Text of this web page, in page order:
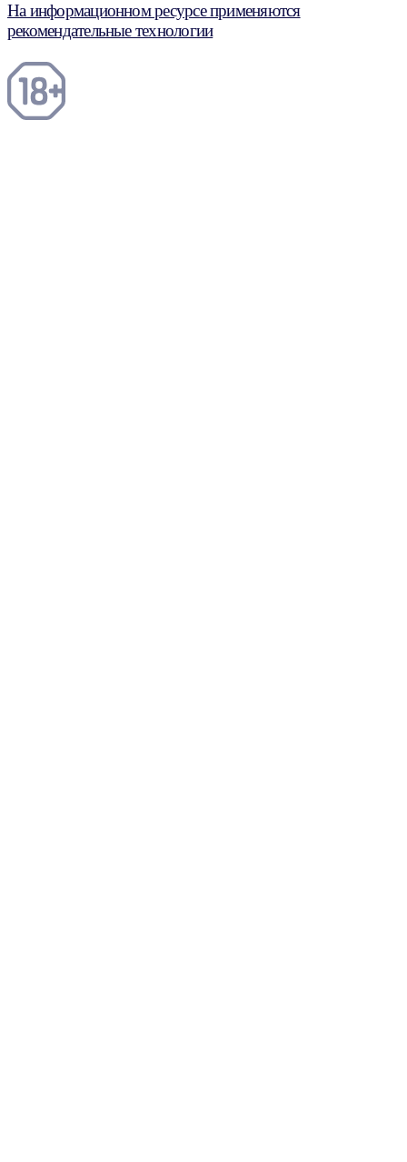
На информационном ресурсе применяются
рекомендательные технологии